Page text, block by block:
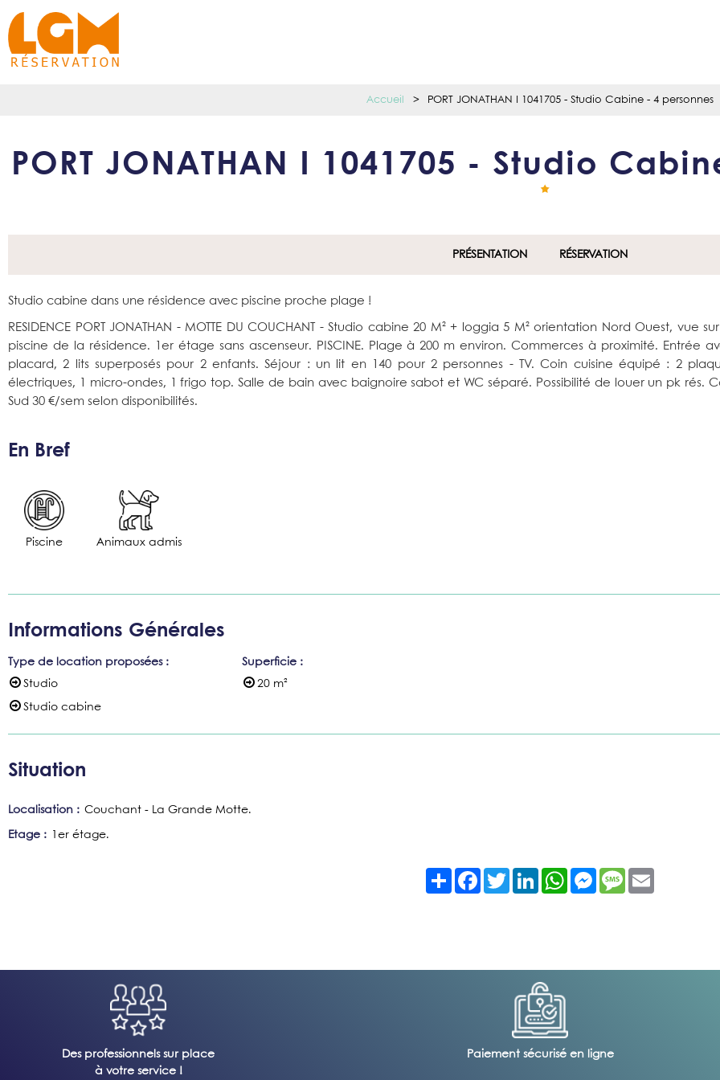
Accueil > PORT JONATHAN I 1041705 - Studio Cabine - 4 personnes
PORT JONATHAN I 1041705 - Studio
PRÉSENTATION RÉSERVATION
Studio cabine dans une résidence avec piscine proche plage !
RESIDENCE PORT JONATHAN - MOTTE DU COUCHANT - Studio cabine 20 M² + loggia 5 M² orientation Nord Ouest, vue
piscine de la résidence. 1er étage sans ascenseur. PISCINE. Plage à 200 m environ. Commerces à proximité. Entrée
placard, 2 lits superposés pour 2 enfants. Séjour : un lit en 140 pour 2 personnes - TV. Coin cuisine équipé : 2
électriques, 1 micro-ondes, 1 frigo top. Salle de bain avec baignoire sabot et WC séparé. Possibilité de louer un pk rés.
Sud 30 €/sem selon disponibilités.
En Bref
Piscine Animaux admis
Informations Générales
Type de location proposées :
Studio
Studio cabine
Superficie :
20 m²
Situation
Localisation : Couchant - La Grande Motte
Etage : 1er étage
Partager FacebookTwitter LinkedIn WhatsAppMessengerMessage
Des professionnels sur place
à votre service !
Paiement sécurisé en ligne